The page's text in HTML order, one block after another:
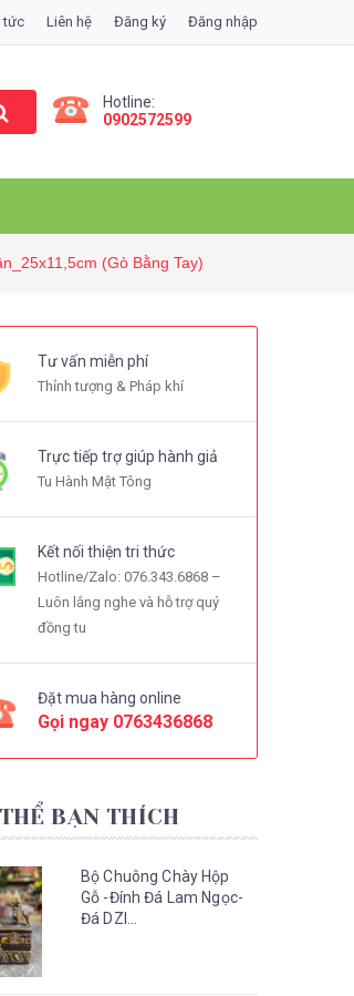
tức Liên hệ Đăng ký Đăng nhập
Hotline:
0902572599
(Gò Bằng Tay)
Tư vấn miễn phí
Thỉnh tượng & Pháp khí
Trực tiếp trợ giúp hành giả
Tu Hành Mật Tông
Kết nối thiện tri thức
Hotline/Zalo: 076.343.6868 –
Luôn lắng nghe và hỗ trợ quý
đồng tu
Đặt mua hàng online
Gọi ngay 0763436868
BẠN THÍCH
Bộ Chuông Chày Hộp
Gỗ -Đính Đá Lam Ngọc-
Đá DZI...